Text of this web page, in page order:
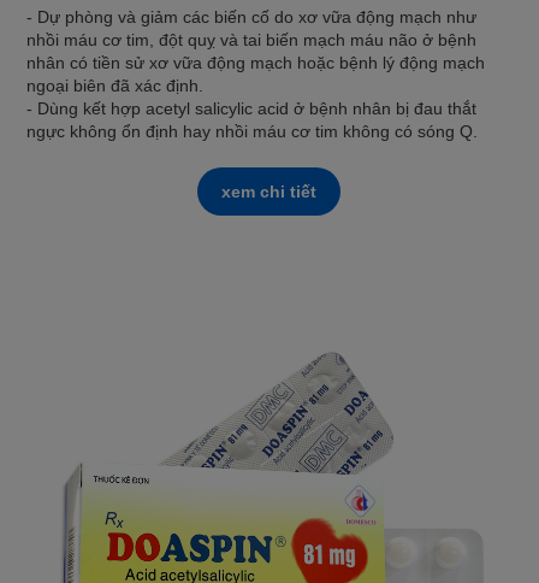
- Dự phòng và giảm các biến cố do xơ vữa động mạch như
nhồi máu cơ tim, đột quỵ và tai biến mạch máu não ở bệnh
nhân có tiền sử xơ vữa động mạch hoặc bệnh lý động mạch
ngoại biên đã xác định.
- Dùng kết hợp acetyl salicylic acid ở bệnh nhân bị đau thắt
ngực không ổn định hay nhồi máu cơ tim không có sóng Q.
xem chi tiết